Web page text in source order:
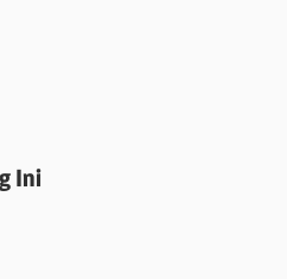
Ini